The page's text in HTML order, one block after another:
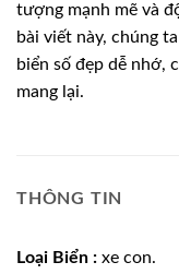
tượng mạnh mẽ và
bài viết này, chúng
biển số đẹp dễ nhớ,
mang lại.
THÔNG TIN
Loại Biển : xe con.